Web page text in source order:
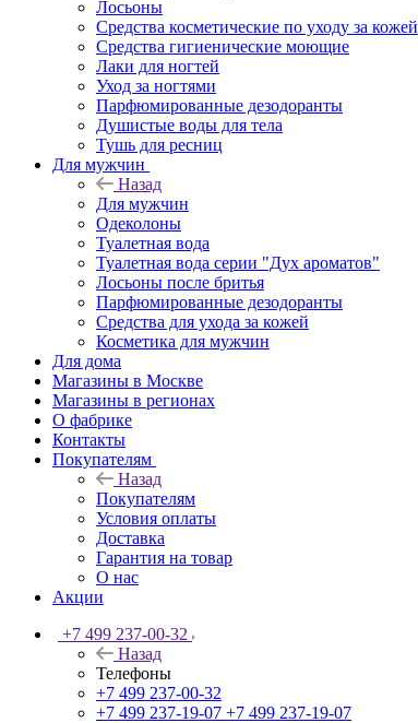
Лосьоны
Средства косметические по уходу за кожей
Средства гигиенические моющие
Лаки для ногтей
Уход за ногтями
Парфюмированные дезодоранты
Душистые воды для тела
Тушь для ресниц
Для мужчин
Назад
Для мужчин
Одеколоны
Туалетная вода
Туалетная вода серии "Дух ароматов"
Лосьоны после бритья
Парфюмированные дезодоранты
Средства для ухода за кожей
Косметика для мужчин
Для дома
Магазины в Москве
Магазины в регионах
О фабрике
Контакты
Покупателям
Назад
Покупателям
Условия оплаты
Доставка
Гарантия на товар
О нас
Акции
+7 499 237-00-32
Назад
Телефоны
+7 499 237-00-32
+7 499 237-19-07 +7 499 237-19-07